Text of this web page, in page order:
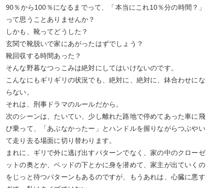
90％から100％になるまでって、「本当にこれ10％分の時間？」
って思うことありませんか？
しかも、靴ってどうした？
玄関で靴脱いで家にあがったはずでしょう？
靴回収する時間あった？
そんな野暮なつっこみは絶対にしてはいけないのです。
こんなにもギリギリの状況でも、絶対に、絶対に、鉢合わせにな
らない。
それは、刑事ドラマのルールだから。
次のシーンは、たいてい、少し離れた路地で停めてあった車に飛
び乗って、「あぶなかったー」とハンドルを握りながらつぶやい
て走り去る場面に切り替わります。
まれに、ギリで外に逃げ出すパターンでなく、家の中のクローゼ
ットの奥とか、ベッドの下とかに身を潜めて、家主が出ていくの
をじっと待つパターンもあるのですが、もうあれは、心臓に悪す